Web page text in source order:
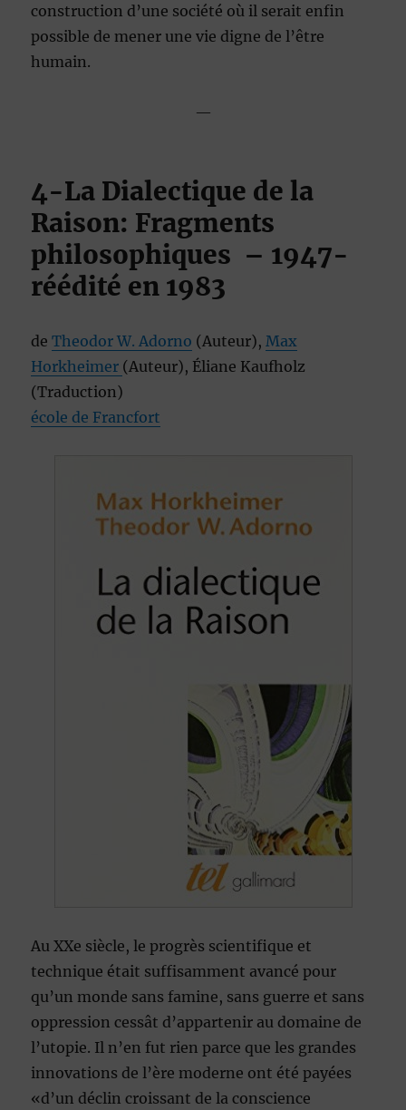
construction d’une société où il serait enfin
possible de mener une vie digne de l’être
humain.
—
4-La Dialectique de la
Raison: Fragments
philosophiques – 1947-
réédité en 1983
deTheodor W. Adorno (Auteur),Max
Horkheimer (Auteur), Éliane Kaufholz
(Traduction)
école de Francfort
Au XXe siècle, le progrès scientifique et
technique était suffisamment avancé pour
qu’un monde sans famine, sans guerre et sans
oppression cessât d’appartenir au domaine de
l’utopie. Il n’en fut rien parce que les grandes
innovations de l’ère moderne ont été payées
«d’un déclin croissant de la conscience